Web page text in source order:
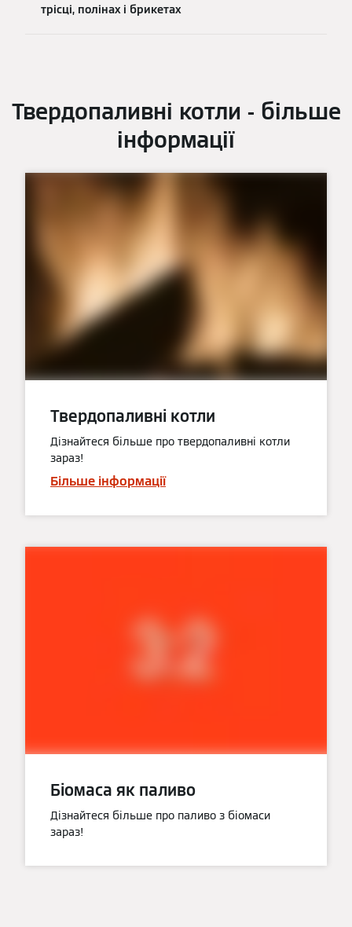
трісці, полінах і брикетах
Твердопаливні котли - більше
інформації
Твердопаливні котли
Дізнайтеся більше про твердопаливні котли
зараз!
Більше інформації
Біомаса як паливо
Дізнайтеся більше про паливо з біомаси
зараз!